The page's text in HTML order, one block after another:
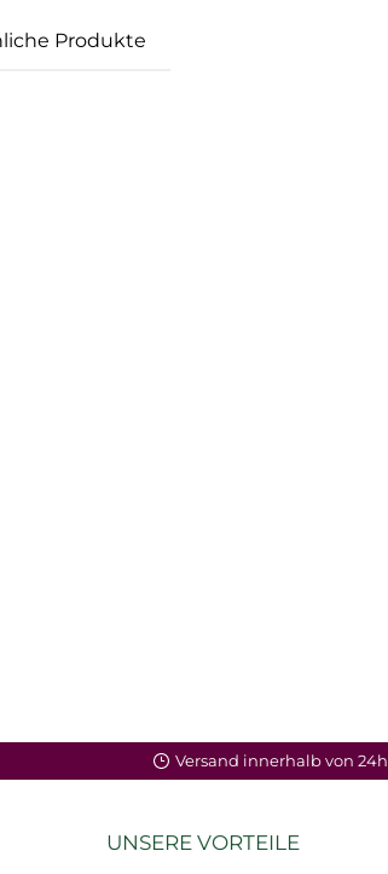
Produkte
Versand innerhalb von 24h
UNSERE VORTEILE